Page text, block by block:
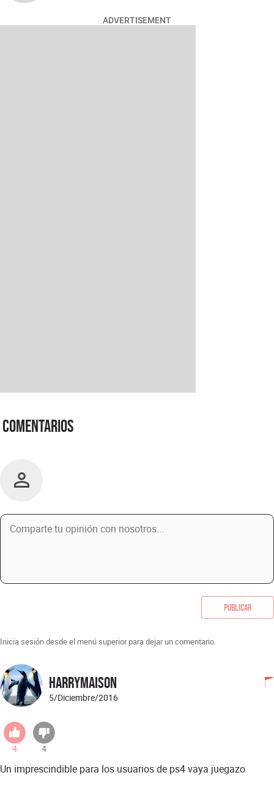
ADVERTISEMENT
Comentarios
Publicar
Inicia sesión desde el menú superior para dejar un comentario.
harrymaison
5/Diciembre/2016
4 4
Un imprescindible para los usuarios de ps4 vaya juegazo